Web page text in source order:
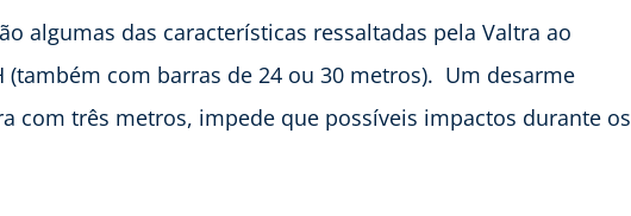
algumas das características ressaltadas pela Valtra ao
(também com barras de 24 ou 30 metros). Um desarme
com três metros, impede que possíveis impactos durante os